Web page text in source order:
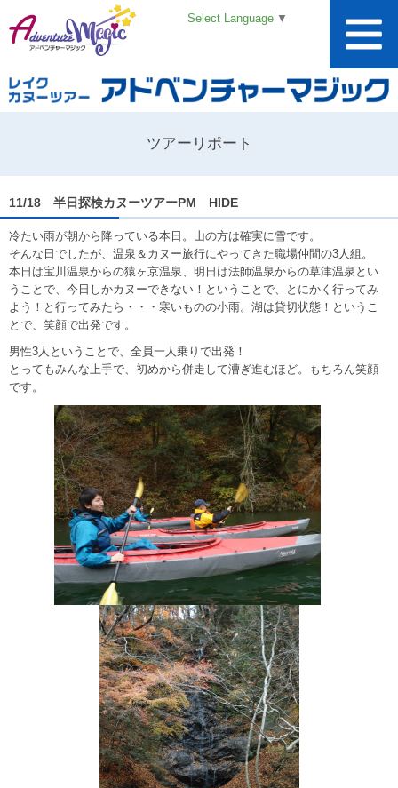
Select Language ▼
ツアーリポート
11/18 半日探検カヌーツアーPM HIDE
冷たい雨が朝から降っている本日。山の方は確実に雪です。
そんな日でしたが、温泉＆カヌー旅行にやってきた職場仲間の3人組。
本日は宝川温泉からの猿ヶ京温泉、明日は法師温泉からの草津温泉とい
うことで、今日しかカヌーできない！ということで、とにかく行ってみ
よう！と行ってみたら・・・寒いものの小雨。湖は貸切状態！というこ
とで、笑顔で出発です。
男性3人ということで、全員一人乗りで出発！
とってもみんな上手で、初めから併走して漕ぎ進むほど。もちろん笑顔
です。